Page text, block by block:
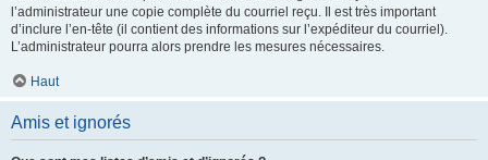
l’administrateur une copie complète du courriel reçu. Il est très important
d’inclure l’en-tête (il contient des informations sur l’expéditeur du courriel).
L’administrateur pourra alors prendre les mesures nécessaires.
Haut
Amis et ignorés